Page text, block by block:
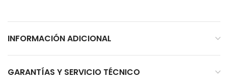
INFORMACIÓN ADICIONAL
GARANTÍAS Y SERVICIO TÉCNICO